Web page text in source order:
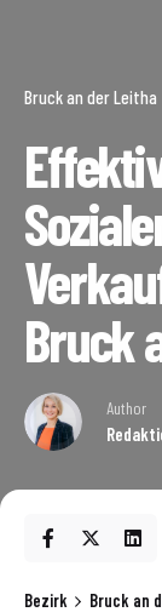
Bruck an der Leitha
Bruck
Author
Bezirk
Bruck an